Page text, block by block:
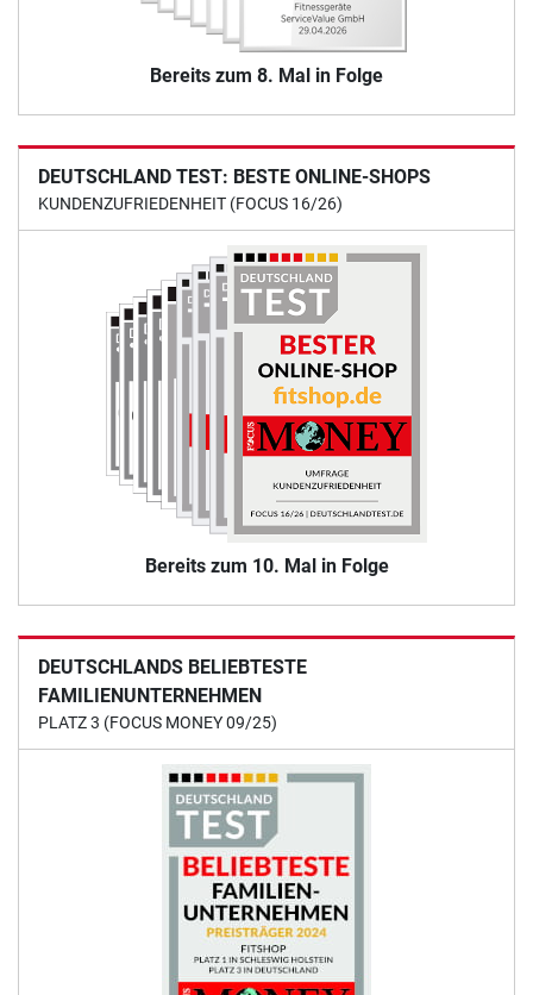
Bereits zum 8. Mal in Folge
DEUTSCHLAND TEST: BESTE ONLINE-SHOPS
KUNDENZUFRIEDENHEIT (FOCUS 16/26)
Bereits zum 10. Mal in Folge
DEUTSCHLANDS BELIEBTESTE
FAMILIENUNTERNEHMEN
PLATZ 3 (FOCUS MONEY 09/25)